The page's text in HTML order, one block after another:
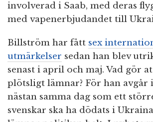
involverad i Saab, med deras
med vapenerbjudandet till
Billström har fått sex
utmärkelser sedan han blev
senast i april och maj. Vad gör
plötsligt lämnar? För han avgår
nästan samma dag som ett
svenskar ska ha dödats i